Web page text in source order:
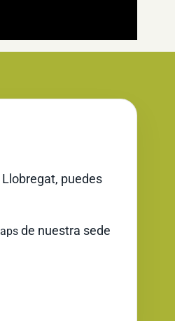
puedes
de nuestra sede